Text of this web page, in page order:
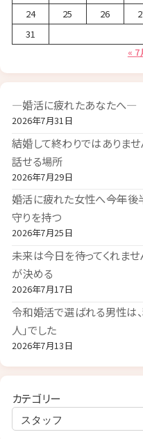
24
25 26
31
« 7
―婚活に疲れたあなたへ―
2026年7月31日
結婚して終わりではありませ
話せる場所
2026年7月29日
婚活に疲れた女性へ――今年
守りを持つ
2026年7月25日
未来は今日を待ってくれませ
が決める
2026年7月17日
令和婚活で選ばれる男性は
人」でした
2026年7月13日
カテゴリー